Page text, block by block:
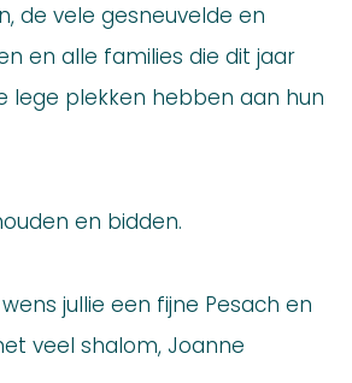
de vele gesneuvelde en
en alle families die dit jaar
lege plekken hebben aan hun
en bidden.
jullie een fijne Pesach en
veel shalom, Joanne